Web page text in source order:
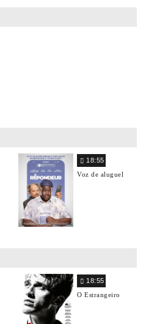
18:55
Voz de aluguel
18:55
O Estrangeiro